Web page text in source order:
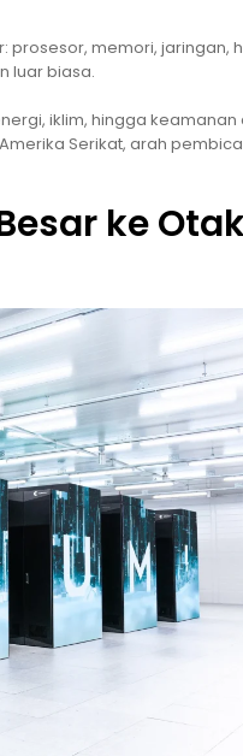
prosesor, memori, jaringan,
luar biasa.
iklim, hingga keamanan
Serikat, arah
ke